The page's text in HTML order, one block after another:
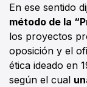
En ese sentido
método de la
los proyectos
oposición y el
ética ideado en
según el cual